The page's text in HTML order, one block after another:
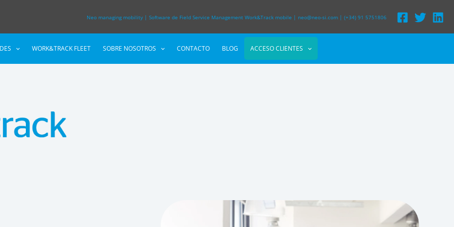
Neo managing mobility | Software de Field Service Management Work&Track mobile | neo@neo-si.com | (+34) 91 5751806
WORK&TRACK FLEET SOBRE NOSOTROS CONTACTO BLOG ACCESO CLIENTES